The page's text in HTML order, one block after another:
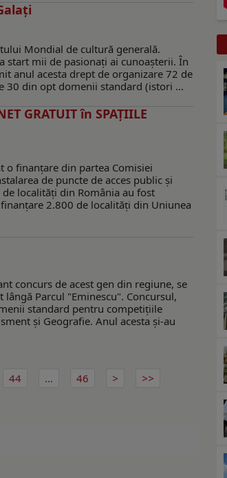
Mondial de cultură generală.
start mii de pasionaţi ai cunoaşterii. În
anul acesta drept de organizare 72 de
30 din opt domenii standard (istori ...
GRATUIT în SPAȚIILE
o finanțare din partea Comisiei
de puncte de acces public și
localităţi din România au fost
2.800 de localităţi din Uniunea
concurs de acest gen din regiune, se
Parcul "Eminescu". Concursul,
standard pentru competiţiile
şi Geografie. Anul acesta şi-au
44 ...
46